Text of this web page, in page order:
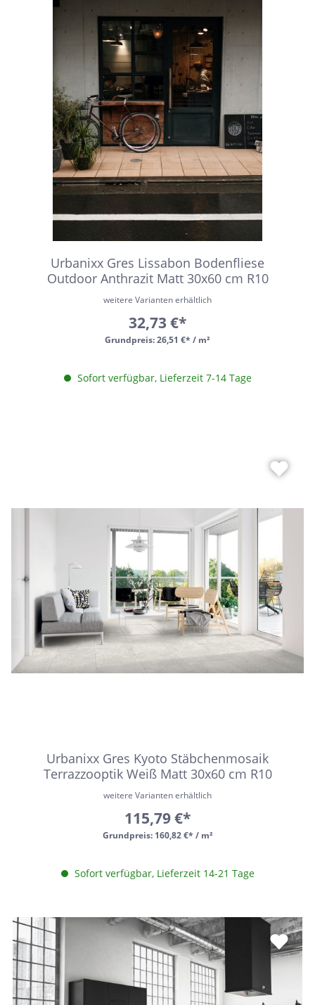
Urbanixx Gres Lissabon Bodenfliese
Outdoor Anthrazit Matt 30x60 cm R10
Grundpreis:26,51 €* / m²
weitere Varianten erhältlich
32,73 €*
Sofort verfügbar, Lieferzeit 7-14 Tage
Urbanixx Gres Kyoto Stäbchenmosaik
Terrazzooptik Weiß Matt 30x60 cm R10
Grundpreis: 160,82 €* / m²
weitere Varianten erhältlich
115,79 €*
Sofort verfügbar, Lieferzeit 14-21 Tage